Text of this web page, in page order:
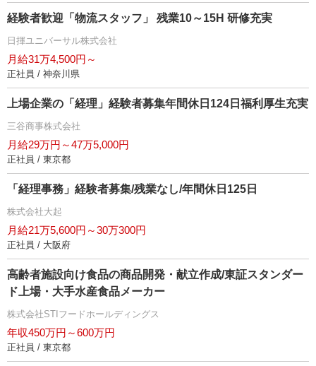
経験者歓迎「物流スタッフ」 残業10～15H 研修充実
日揮ユニバーサル株式会社
月給31万4,500円～
正社員 / 神奈川県
上場企業の「経理」経験者募集年間休日124日福利厚生充実
三谷商事株式会社
月給29万円～47万5,000円
正社員 / 東京都
「経理事務」経験者募集/残業なし/年間休日125日
株式会社大起
月給21万5,600円～30万300円
正社員 / 大阪府
高齢者施設向け食品の商品開発・献立作成/東証スタンダー
ド上場・大手水産食品メーカー
株式会社STIフードホールディングス
年収450万円～600万円
正社員 / 東京都